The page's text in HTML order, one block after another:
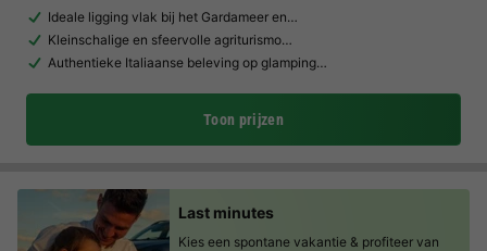
Ideale ligging vlak bij het Gardameer en…
Kleinschalige en sfeervolle agriturismo…
Authentieke Italiaanse beleving op glamping…
Toon prijzen
Last minutes
Kies een spontane vakantie & profiteer van